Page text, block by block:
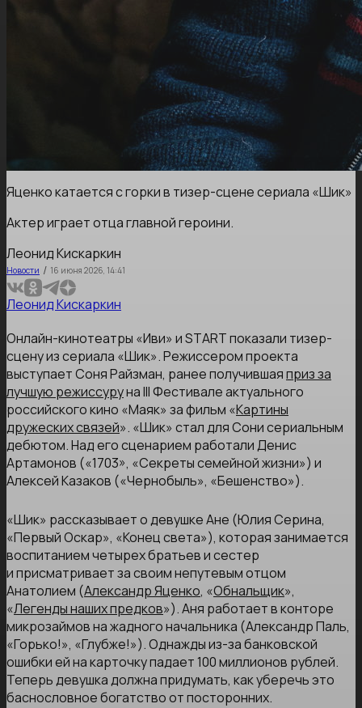
Яценко катается с горки в тизер-сцене сериала «Шик»
Актер играет отца главной героини.
Леонид Кискаркин
Новости / 16 июня 2026, 14:41
Леонид Кискаркин
Онлайн-кинотеатры «Иви» и START показали тизер-
сцену из сериала «Шик». Режиссером проекта
выступает Соня Райзман, ранее получившаяприз за
лучшую режиссуруна III Фестивале актуального
российского кино «Маяк» за фильм «Картины
дружеских связей». «Шик» стал для Сони сериальным
дебютом. Над его сценарием работали Денис
Артамонов («1703», «Секреты семейной жизни») и
Алексей Казаков («Чернобыль», «Бешенство»).
«Шик» рассказывает о девушке Ане (Юлия Серина,
«Первый Оскар», «Конец света»), которая занимается
воспитанием четырех братьев и сестер
и присматривает за своим непутевым отцом
Анатолием (Александр Яценко, «Обнальщик»,
«Легенды наших предков»). Аня работает в конторе
микрозаймов на жадного начальника (Александр Паль,
«Горько!», «Глубже!»). Однажды из-за банковской
ошибки ей на карточку падает 100 миллионов рублей.
Теперь девушка должна придумать, как уберечь это
баснословное богатство от посторонних.